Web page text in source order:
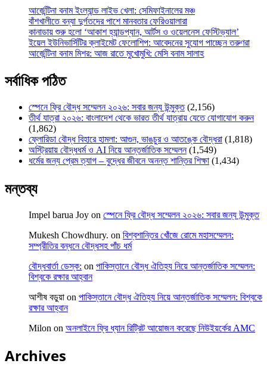
আর্জেন্টিনা বনাম ইংল্যান্ড লাইভ খেলা: সেমিফাইনালের মঞ্চ
বাঁশখালীতে বন্যা দুর্গতদের পাশে মানবতার ফেরিওয়ালারা
কানাডায় শুরু হলো ‘আকাশ হ্যান্ডপ্যান, আর্টস ও ওয়েলনেস ফেস্টিভ্যাল’
ইয়েল ইউনিভার্সিটির ক্লাইমেট ফেলোশিপ: আবেদনের সুযোগ পাচ্ছেন তরুণরা
আর্জেন্টিনা বনাম মিশর: আজ রাতে মুখোমুখি: মেসি বনাম সালাহ
সর্বাধিক পঠিত
স্পেনে ফ্রি বৌদ্ধ সম্মেলন ২০২৬: সবার জন্য উন্মুক্ত (2,156)
তীর্থ যাত্রা ২০২৬: বাংলাদেশ থেকে ভারত তীর্থ যাত্রায় যেতে যোগাযোগ করুন
(1,862)
ফ্লোরিডা বৌদ্ধ বিহারে হামলা: আগুন, ভাঙচুর ও আতঙ্কে বৌদ্ধরা (1,818)
অস্ট্রিয়ায় বৌদ্ধধর্ম ও AI নিয়ে আন্তর্জাতিক সম্মেলন (1,549)
ধর্মের জন্য প্রেম ত্যাগ – বুদ্ধের জীবনে অনন্ত শান্তির শিক্ষা (1,434)
মন্তব্য
Impel barua Joy on স্পেনে ফ্রি বৌদ্ধ সম্মেলন ২০২৬: সবার জন্য উন্মুক্ত
Mukesh Chowdhury. on বিশ্বশান্তির খোঁজে রোমে মহাসম্মেলন:
সম্প্রীতির বন্ধনে বৌদ্ধসহ পাঁচ ধর্ম
বৌদ্ধবার্তা ডেস্ক: on পাকিস্তানে বৌদ্ধ ঐতিহ্য নিয়ে আন্তর্জাতিক সম্মেলন:
বিশ্বকে রক্ষার আহ্বান
আশীষ বড়ুয়া on পাকিস্তানে বৌদ্ধ ঐতিহ্য নিয়ে আন্তর্জাতিক সম্মেলন: বিশ্বকে
রক্ষার আহ্বান
Milon on অনলাইনে ফ্রি ধ্যান রিট্রিট আয়োজন করেছে নিউইয়র্কের AMC
Archives